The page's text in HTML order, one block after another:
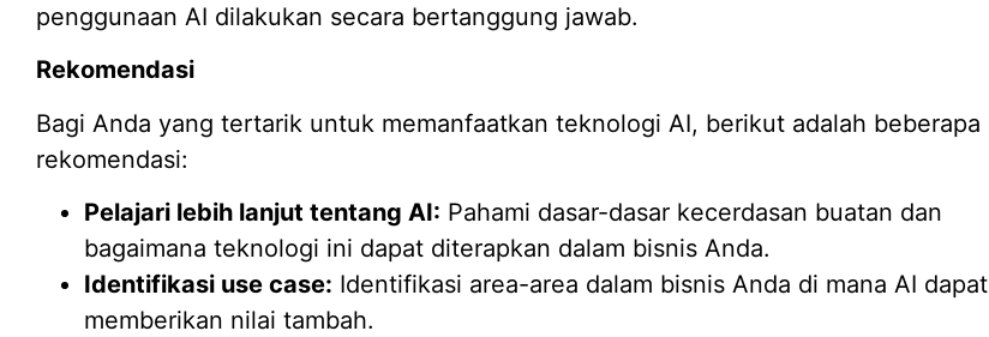
penggunaan AI dilakukan secara bertanggung jawab.
Rekomendasi
Bagi Anda yang tertarik untuk memanfaatkan teknologi AI, berikut adalah beberapa
rekomendasi:
Pelajari lebih lanjut tentang AI: Pahami dasar-dasar kecerdasan buatan dan
bagaimana teknologi ini dapat diterapkan dalam bisnis Anda.
Identifikasi use case: Identifikasi area-area dalam bisnis Anda di mana AI dapat
memberikan nilai tambah.